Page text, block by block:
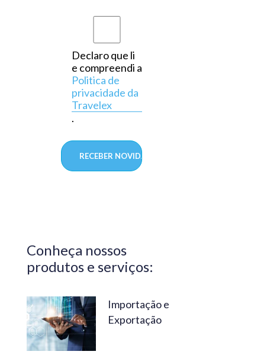
Declaro que li
e compreendi a
Politica de
privacidade da
Travelex
.
primeiro
banco do
país a
operar
exclusivamente
em
aprovado
pelo
confiabilidade
e
são nossos
diferenciais.
Conheça nossos
produtos e serviços:
Importação e
Exportação